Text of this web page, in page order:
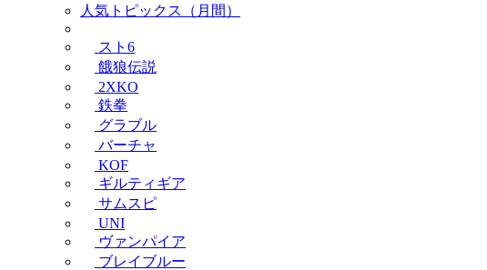
人気トピックス（月間）
スト6
餓狼伝説
2XKO
鉄拳
グラブル
バーチャ
KOF
ギルティギア
サムスピ
UNI
ヴァンパイア
ブレイブルー